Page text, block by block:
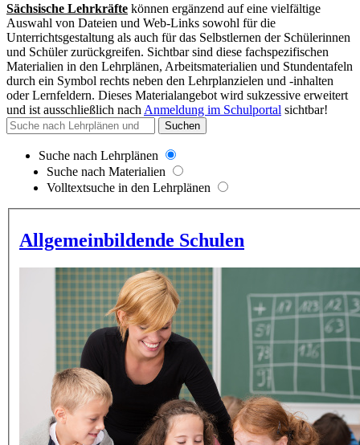
Sächsische Lehrkräfte können ergänzend auf eine vielfältige
Auswahl von Dateien und Web-Links sowohl für die
Unterrichtsgestaltung als auch für das Selbstlernen der Schülerinnen
und Schüler zurückgreifen. Sichtbar sind diese fachspezifischen
Materialien in den Lehrplänen, Arbeitsmaterialien und Stundentafeln
durch ein Symbol rechts neben den Lehrplanzielen und -inhalten
oder Lernfeldern. Dieses Materialangebot wird sukzessive erweitert
und ist ausschließlich nach Anmeldung im Schulportal sichtbar!
Suchen
Suche nach Lehrplänen
Suche nach Materialien
Volltextsuche in den Lehrplänen
Allgemeinbildende Schulen